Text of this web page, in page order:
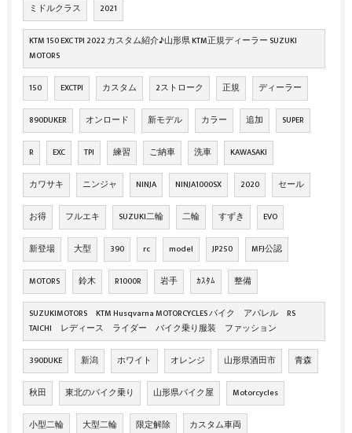
ミドルクラス 2021
KTM 150 EXC TPI 2022 カスタム紹介♪山形県 KTM正規ディーラー SUZUKI
MOTORS
150 EXCTPI カスタム 2ストローク 正規 ディーラー
890DUKER オンロード 新モデル カラー 追加 SUPER
R EXC TPI 練習 ご納車 洗車 KAWASAKI
カワサキ ニンジャ NINJA NINJA1000SX 2020 セール
お得 フルエキ SUZUKI二輪 二輪 すずき EVO
新登場 大型 390 rc model JP250 MFJ公認
MOTORS 鈴木 R1000R 岩手 ｶｽﾀﾑ 整備
SUZUKIMOTORS KTM Husqvarna MOTORCYCLES バイク アパレル RS
TAICHI レディース ライダー バイク乗り服装 ファッション
390DUKE 新潟 ホワイト オレンジ 山形県酒田市 青森
秋田 東北のバイク乗り 山形県バイク屋 Motorcycles
小型二輪 大型二輪 限定解除 カスタム車両